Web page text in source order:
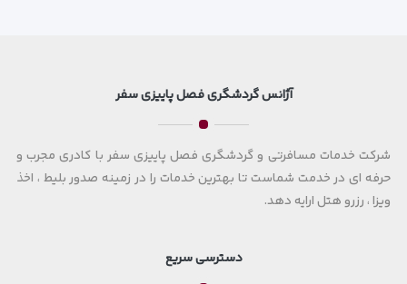
آژانس گردشگری فصل پاییزی سفر
شرکت خدمات مسافرتی و گردشگری فصل پاییزی سفر با کادری مجرب و
حرفه ای در خدمت شماست تا بهترین خدمات را در زمینه صدور بلیط ، اخذ
ویزا ، رزرو هتل ارایه دهد.
دسترسی سریع